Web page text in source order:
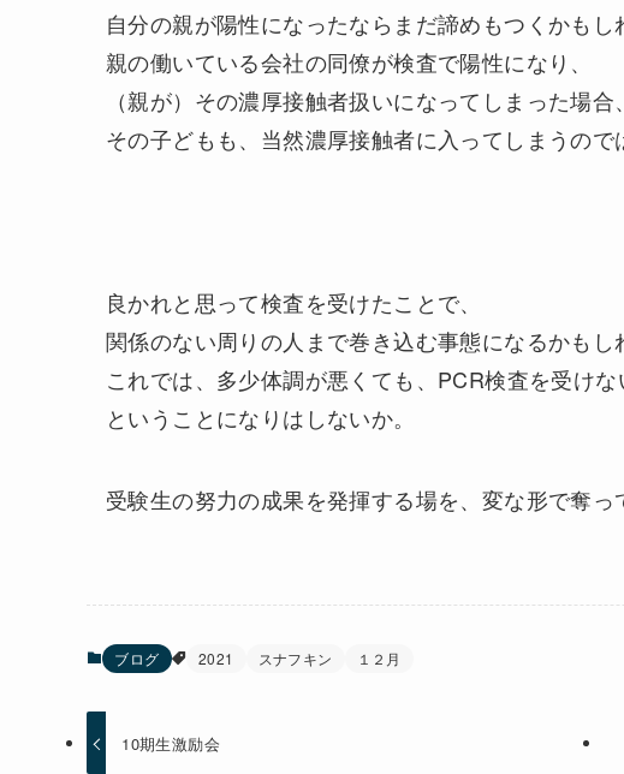
自分の親が陽性になったならまだ諦めもつくかもし
親の働いている会社の同僚が検査で陽性になり、
（親が）その濃厚接触者扱いになってしまった場合、
その子どもも、当然濃厚接触者に入ってしまうので
良かれと思って検査を受けたことで、
関係のない周りの人まで巻き込む事態になるかもし
これでは、多少体調が悪くても、PCR検査を受け
ということになりはしないか。
受験生の努力の成果を発揮する場を、変な形で奪っ
ブログ 2021 スナフキン １２月
10期生激励会